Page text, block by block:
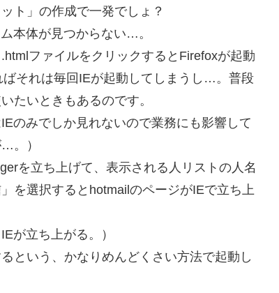
ト」の作成で一発でしょ？
本体が見つからない…。
ファイルをクリックするとFirefoxが起動
それは毎回IEが起動してしまうし…。普段
たいときもあるのです。
のみでしか見れないので業務にも影響して
。）
を立ち上げて、表示される人リストの人名
を選択するとhotmailのページがIEで立ち上
が立ち上がる。）
という、かなりめんどくさい方法で起動し